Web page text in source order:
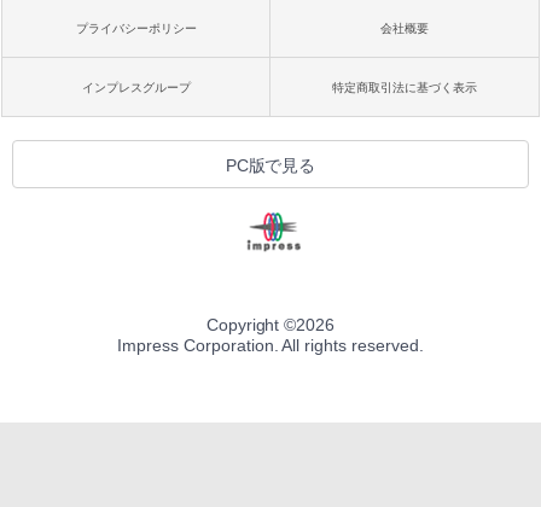
プライバシーポリシー 会社概要
インプレスグループ 特定商取引法に基づく表示
PC版で見る
Copyright ©2026
Impress Corporation. All rights reserved.